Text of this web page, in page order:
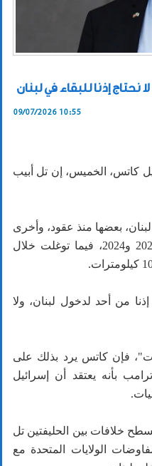
إذنا للبقاء في لبنان
09/07/2026 10:55
كاتس، الخميس، إن تل أبيب
بعضها منذ عقود، وأخرى
منذ الحرب السابقة بين عامي 2023 و2024، فيما توغلت خلال
من أحد لدخول لبنان، ولا
فإن كاتس يرد بذلك على
بأنه يعتقد أن إسرائيل
خلافات بين الحليفتين تل
الولايات المتحدة مع